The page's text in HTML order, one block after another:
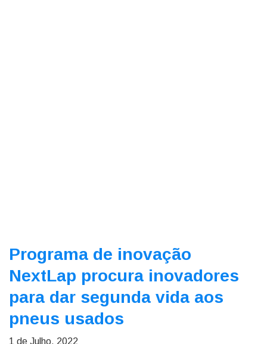
Programa de inovação
NextLap procura inovadores
para dar segunda vida aos
pneus usados
1 de Julho, 2022